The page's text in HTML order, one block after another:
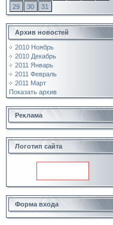
29
30 31
Архив новостей
2010 Ноябрь
2010 Декабрь
2011 Январь
2011 Февраль
2011 Март
Показать архив
Реклама
Логотип сайта
Форма входа